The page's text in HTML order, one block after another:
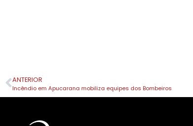
ANTERIOR
Incêndio em Apucarana mobiliza equipes dos Bombeiros